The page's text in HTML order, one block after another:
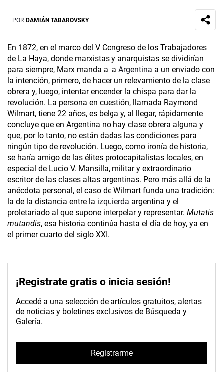
POR DAMIÁN TABAROVSKY
En 1872, en el marco del V Congreso de los Trabajadores
de La Haya, donde marxistas y anarquistas se dividirían
para siempre, Marx manda a la Argentina a un enviado con
la intención, primero, de hacer un relevamiento de la clase
obrera y, luego, intentar encender la chispa para dar la
revolución. La persona en cuestión, llamada Raymond
Wilmart, tiene 22 años, es belga y, al llegar, rápidamente
concluye que en Argentina no hay clase obrera alguna y
que, por lo tanto, no están dadas las condiciones para
ningún tipo de revolución. Luego, como ironía de historia,
se haría amigo de las élites protocapitalistas locales, en
especial de Lucio V. Mansilla, militar y extraordinario
escritor de las clases altas argentinas. Pero más allá de la
anécdota personal, el caso de Wilmart funda una tradición:
la de la distancia entre la izquierda argentina y el
proletariado al que supone interpelar y representar. Mutatis
mutandis, esa historia continúa hasta el día de hoy, ya en
el primer cuarto del siglo XXI.
¡Registrate gratis o inicia sesión!
Accedé a una selección de artículos gratuitos, alertas
de noticias y boletines exclusivos de Búsqueda y
Galería.
Registrarme